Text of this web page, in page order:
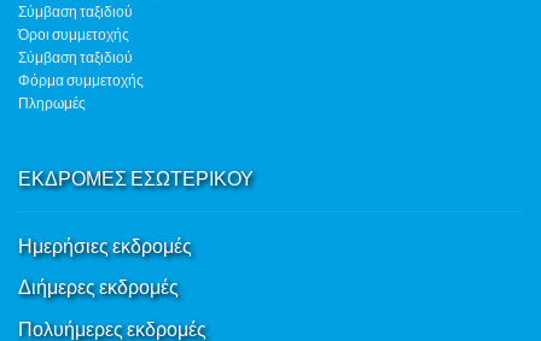
Σύμβαση ταξιδιού
Όροι συμμετοχής
Σύμβαση ταξιδιού
Φόρμα συμμετοχής
Πληρωμές
ΕΚΔΡΟΜΕΣ ΕΣΩΤΕΡΙΚΟΥ
Ημερήσιες εκδρομές
Διήμερες εκδρομές
Πολυήμερες εκδρομές